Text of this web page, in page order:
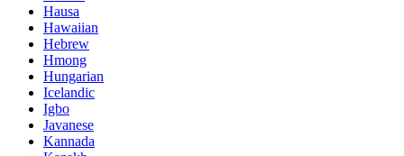
Hausa
Hawaiian
Hebrew
Hmong
Hungarian
Icelandic
Igbo
Javanese
Kannada